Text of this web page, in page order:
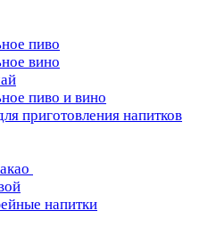
пиво
вино
пиво и вино
приготовления напитков
напитки